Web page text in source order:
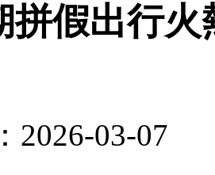
拼假出行
2026-03-07